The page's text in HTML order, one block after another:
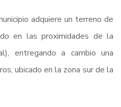
adquiere un terreno de
en las proximidades de la
entregando a cambio una
ubicado en la zona sur de la